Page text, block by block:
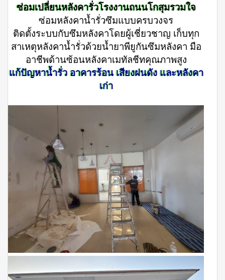
ซ่อมเปลี่ยนหลังคารั่วโรงงานถนนโกสุมรวมใจ
ซ่อมหลังคาน้ำรั่วซึมแบบครบวงจร
ติดตั้งระบบกับซึมหลังคาโดยผู้เชี่ยวชาญ เก็บทุก
สาเหตุหลังคาน้ำรั่วด้วยน้ำยาพียูกันซึมหลังคา มือ
อาชีพด้านซ้อนหลังคาเมทัลชีทคุณภาพสูง
แก้ปัญหาน้ำรั่ว อาคารร้อน เสียงฝนดัง และหลังคา
เก่า